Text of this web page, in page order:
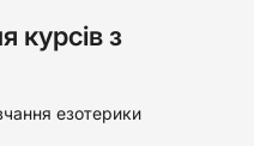
курсів з
езотерики